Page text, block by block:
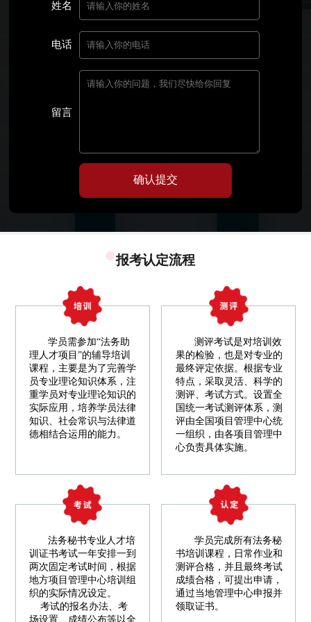
姓名
电话
留言
确认提交
报考认定流程
学员需参加“法务助
理人才项目”的辅导培训
课程，主要是为了完善学
员专业理论知识体系，注
重学员对专业理论知识的
实际应用，培养学员法律
知识、社会常识与法律道
德相结合运用的能力。
测评考试是对培训效
果的检验，也是对专业的
最终评定依据。根据专业
特点，采取灵活、科学的
测评、考试方式。设置全
国统一考试测评体系，测
评由全国项目管理中心统
一组织，由各项目管理中
心负责具体实施。
法务秘书专业人才培
训证书考试一年安排一到
两次固定考试时间，根据
地方项目管理中心培训组
织的实际情况设定。
考试的报名办法、考
场设置、成绩公布等以全
学员完成所有法务秘
书培训课程，日常作业和
测评合格，并且最终考试
成绩合格，可提出申请，
通过当地管理中心申报并
领取证书。